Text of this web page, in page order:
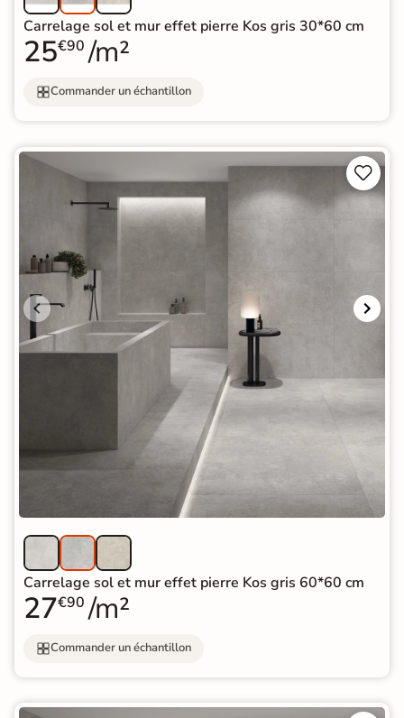
Carrelage sol et mur effet pierre Kos gris 30*60 cm
25€90 /m²
Commander un échantillon


Carrelage sol et mur effet pierre Kos gris 60*60 cm
27€90 /m²
Commander un échantillon